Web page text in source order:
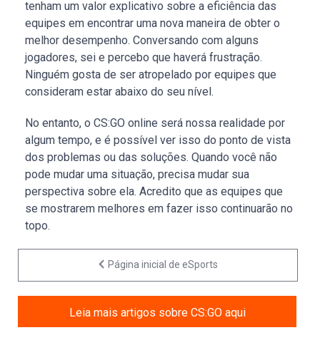
tenham um valor explicativo sobre a eficiência das
equipes em encontrar uma nova maneira de obter o
melhor desempenho. Conversando com alguns
jogadores, sei e percebo que haverá frustração.
Ninguém gosta de ser atropelado por equipes que
consideram estar abaixo do seu nível.
No entanto, o CS:GO online será nossa realidade por
algum tempo, e é possível ver isso do ponto de vista
dos problemas ou das soluções. Quando você não
pode mudar uma situação, precisa mudar sua
perspectiva sobre ela. Acredito que as equipes que
se mostrarem melhores em fazer isso continuarão no
topo.
Página inicial de eSports
Leia mais artigos sobre CS:GO aqui